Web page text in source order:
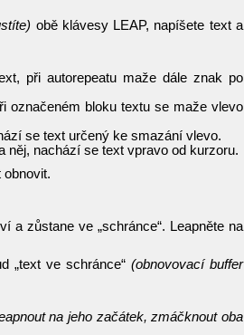
obě klávesy LEAP, napíšete text a
při autorepeatu maže dále znak po
označeném bloku textu se maže vlevo
se text určený ke smazání vlevo.
něj, nachází se text vpravo od kurzoru.
obnovit.
a zůstane ve „schránce“. Leapněte na
„text ve schránce“ (obnovovací buffer
na jeho začátek, zmáčknout oba